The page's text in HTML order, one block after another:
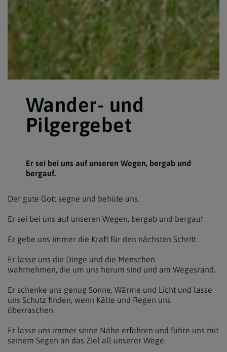
Wander- und
Pilgergebet
Er sei bei uns auf unseren Wegen, bergab und
bergauf.
Der gute Gott segne und behüte uns.
Er sei bei uns auf unseren Wegen, bergab und bergauf.
Er gebe uns immer die Kraft für den nächsten Schritt.
Er lasse uns die Dinge und die Menschen
wahrnehmen, die um uns herum sind und am Wegesrand.
Er schenke uns genug Sonne, Wärme und Licht und lasse
uns Schutz finden, wenn Kälte und Regen uns
überraschen.
Er lasse uns immer seine Nähe erfahren und führe uns mit
seinem Segen an das Ziel all unserer Wege.